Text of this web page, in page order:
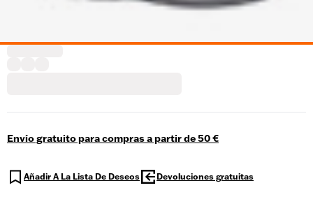
Envío gratuito para compras a partir de 50 €
Añadir A La Lista De Deseos Devoluciones gratuitas